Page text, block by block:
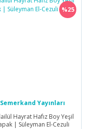
%25
Semerkand Yayınları
Hayrat Hafız Boy Yeşil
| Süleyman El-Cezuli